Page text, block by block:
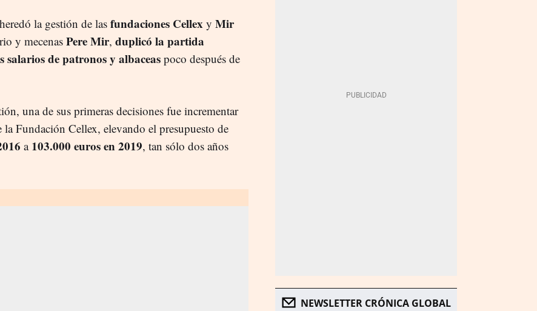
la gestión de las fundaciones Cellex y Mir
y mecenas Pere Mir, duplicó la partida
salarios de patronos y albaceaspoco después de
una de sus primeras decisiones fue incrementar
Fundación Cellex, elevando el presupuesto de
a 103.000 euros en 2019, tan sólo dos años
NEWSLETTER CRÓNICA GLOBAL